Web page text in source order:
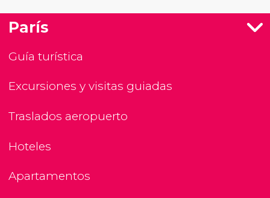
París
Guía turística
Excursiones y visitas guiadas
Traslados aeropuerto
Hoteles
Apartamentos